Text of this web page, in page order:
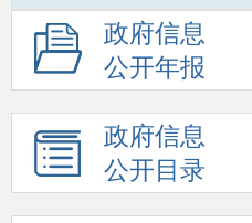
政府信息
公开年报
政府信息
公开目录